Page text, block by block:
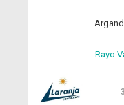
Rayo